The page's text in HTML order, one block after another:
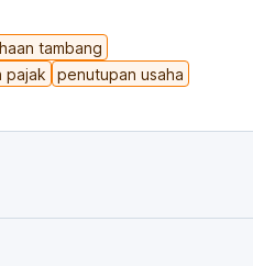
tambang
pajak
penutupan usaha